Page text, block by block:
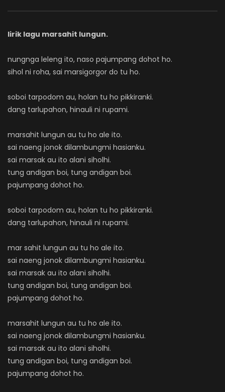
lirik lagu marsahit lungun.
nungnga leleng ito, naso pajumpang dohot ho.
sihol ni roha, sai marsigorgor do tu ho.
soboi tarpodom au, holan tu ho pikkiranki.
dang tarlupahon, hinauli ni rupami.
marsahit lungun au tu ho ale ito.
sai naeng jonok dilambungmi hasianku.
sai marsak au ito alani siholhi.
tung andigan boi, tung andigan boi.
pajumpang dohot ho.
soboi tarpodom au, holan tu ho pikkiranki.
dang tarlupahon, hinauli ni rupami.
mar sahit lungun au tu ho ale ito.
sai naeng jonok dilambungmi hasianku.
sai marsak au ito alani siholhi.
tung andigan boi, tung andigan boi.
pajumpang dohot ho.
marsahit lungun au tu ho ale ito.
sai naeng jonok dilambungmi hasianku.
sai marsak au ito alani siholhi.
tung andigan boi, tung andigan boi.
pajumpang dohot ho.